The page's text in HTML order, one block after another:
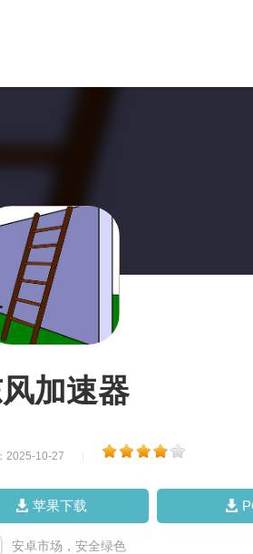
加速器
2025-10-27
苹果下载
安卓市场，安全绿色